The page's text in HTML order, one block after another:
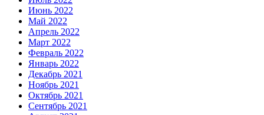
Июнь 2022
Май 2022
Апрель 2022
Март 2022
Февраль 2022
Январь 2022
Декабрь 2021
Ноябрь 2021
Октябрь 2021
Сентябрь 2021